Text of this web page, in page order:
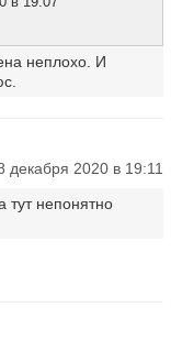
неплохо. И
декабря 2020 в 19:11
тут непонятно